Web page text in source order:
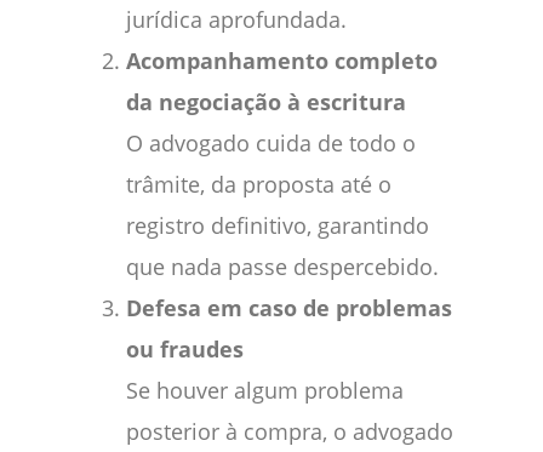
jurídica aprofundada.
Acompanhamento completo
da negociação à escritura
O advogado cuida de todo o
trâmite, da proposta até o
registro definitivo, garantindo
que nada passe despercebido.
Defesa em caso de problemas
ou fraudes
Se houver algum problema
posterior à compra, o advogado